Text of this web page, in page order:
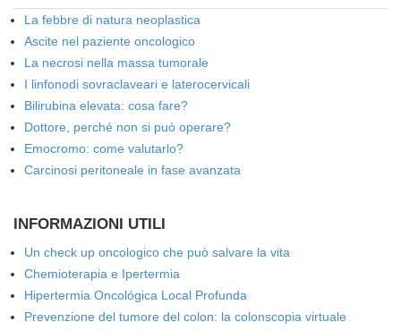
La febbre di natura neoplastica
Ascite nel paziente oncologico
La necrosi nella massa tumorale
I linfonodi sovraclaveari e laterocervicali
Bilirubina elevata: cosa fare?
Dottore, perché non si può operare?
Emocromo: come valutarlo?
Carcinosi peritoneale in fase avanzata
INFORMAZIONI UTILI
Un check up oncologico che può salvare la vita
Chemioterapia e Ipertermia
Hipertermia Oncológica Local Profunda
Prevenzione del tumore del colon: la colonscopia virtuale